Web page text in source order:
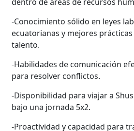
-Conocimiento sólido en leyes
ecuatorianas y mejores
talento.
-Habilidades de comunicación
para resolver conflictos.
-Disponibilidad para viajar a
bajo una jornada 5x2.
-Proactividad y capacidad para